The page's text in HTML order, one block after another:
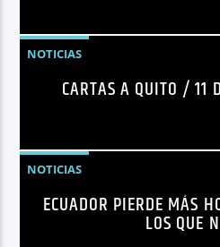
NOTICIAS
CARTAS A QUITO / 11
NOTICIAS
ECUADOR PIERDE MÁS
LOS QUE